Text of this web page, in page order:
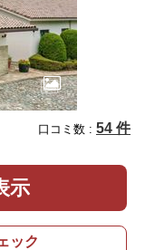
口コミ数 : 54 件
示
ック